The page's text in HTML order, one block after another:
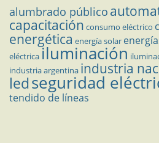
alumbrado público
capacitación consumo eléctrico
energética energía solar
eléctricailuminación
industria argentina industria
ledseguridad
tendido de líneas